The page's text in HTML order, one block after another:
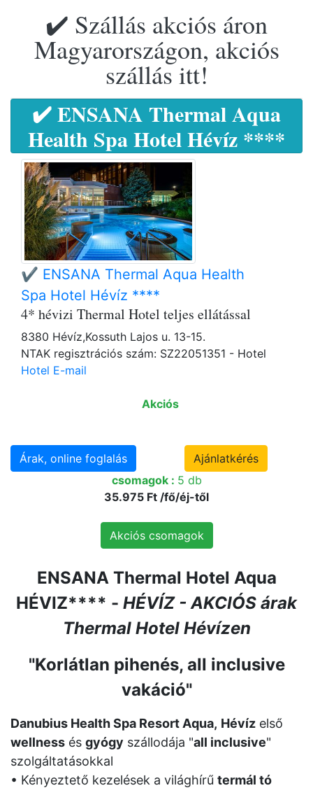
✔️ Szállás akciós áron
Magyarországon, akciós
szállás itt!
✔️ ENSANA Thermal Aqua
Health Spa Hotel Hévíz ****
✔️ ENSANA Thermal Aqua Health
Spa Hotel Hévíz ****
4* hévizi Thermal Hotel teljes ellátással
8380 Hévíz,Kossuth Lajos u. 13-15.
NTAK regisztrációs szám: SZ22051351 - Hotel
Hotel E-mail
Árak, online foglalás Ajánlatkérés
Akciós
csomagok : 5 db
35.975 Ft /fő/éj-től
Akciós csomagok
ENSANA Thermal Hotel Aqua
HÉVIZ**** - HÉVÍZ - AKCIÓS árak
Thermal Hotel Hévízen
"Korlátlan pihenés, all inclusive
vakáció"
Danubius Health Spa Resort Aqua, Hévíz első
wellness és gyógy szállodája "all inclusive"
szolgáltatásokkal
• Kényeztető kezelések a világhírű termál tó